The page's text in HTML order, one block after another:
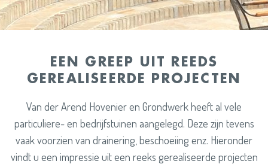
EEN GREEP UIT REEDS
GEREALISEERDE PROJECTEN
Van der Arend Hovenier en Grondwerk heeft al vele
particuliere- en bedrijfstuinen aangelegd. Deze zijn tevens
vaak voorzien van drainering, beschoeiing enz. Hieronder
vindt u een impressie uit een reeks gerealiseerde projecten